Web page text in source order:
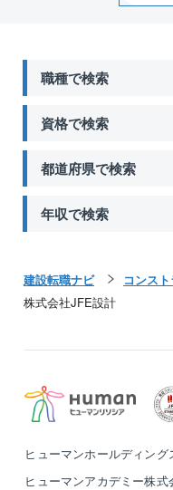
職種で検索
資格で検索
都道府県で検索
年収で検索
建設転職ナビ
コンス
株式会社JFE設計
ヒューマンホールディング
ヒューマンアカデミー株式